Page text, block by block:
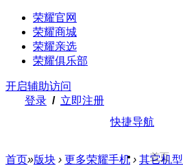
荣耀官网
荣耀商城
荣耀亲选
荣耀俱乐部
开启辅助访问
登录 / 立即注册
快捷导航
首页
首页»版块 › 更多荣耀手机 › 其它机型